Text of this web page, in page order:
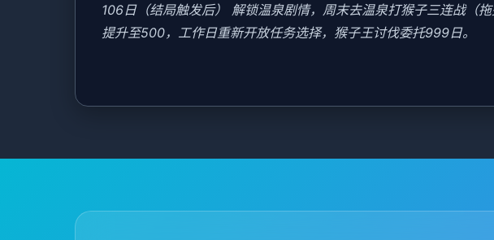
106日（结局触发后） 解锁温泉剧情，周末去温泉打猴子三连战（
提升至500，工作日重新开放任务选择，猴子王讨伐委托999日。